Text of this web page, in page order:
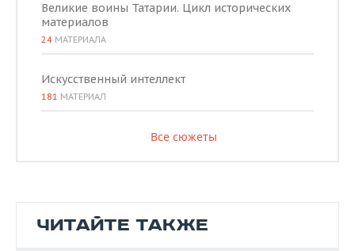
Великие воины Татарии. Цикл исторических
материалов
24 МАТЕРИАЛА
Искусственный интеллект
181 МАТЕРИАЛ
Все сюжеты
ЧИТАЙТЕ ТАКЖЕ